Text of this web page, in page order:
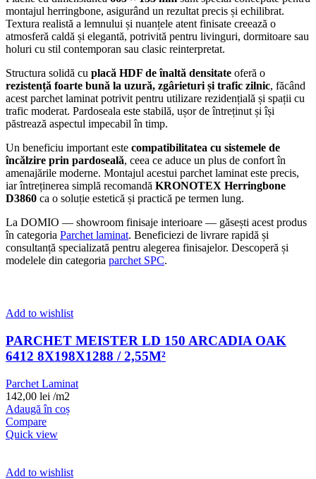
montajul herringbone, asigurând un rezultat precis și echilibrat.
Textura realistă a lemnului și nuanțele atent finisate creează o
atmosferă caldă și elegantă, potrivită pentru livinguri, dormitoare sau
holuri cu stil contemporan sau clasic reinterpretat.
Structura solidă cu placă HDF de înaltă densitate oferă o
rezistență foarte bună la uzură, zgârieturi și trafic zilnic, făcând
acest parchet laminat potrivit pentru utilizare rezidențială și spații cu
trafic moderat. Pardoseala este stabilă, ușor de întreținut și își
păstrează aspectul impecabil în timp.
Un beneficiu important este compatibilitatea cu sistemele de
încălzire prin pardoseală, ceea ce aduce un plus de confort în
amenajările moderne. Montajul acestui parchet laminat este precis,
iar întreținerea simplă recomandă KRONOTEX Herringbone
D3860 ca o soluție estetică și practică pe termen lung.
La DOMIO — showroom finisaje interioare — găsești acest produs
în categoria Parchet laminat. Beneficiezi de livrare rapidă și
consultanță specializată pentru alegerea finisajelor. Descoperă și
modelele din categoria parchet SPC.
Add to wishlist
PARCHET MEISTER LD 150 ARCADIA OAK
6412 8X198X1288 / 2,55M²
Parchet Laminat
142,00 lei /m2
Adaugă în coș
Compare
Quick view
Add to wishlist